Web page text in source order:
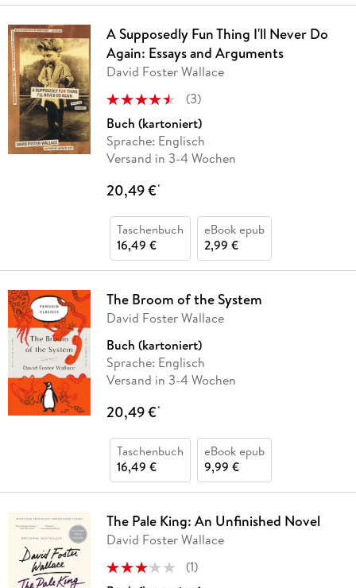
A Supposedly Fun Thing I'll Never Do
Again: Essays and Arguments
David Foster Wallace
(3)
Buch (kartoniert)
Sprache: Englisch
Versand in 3-4 Wochen
20,49 €*
Taschenbuch
16,49 €
eBook epub
2,99 €
The Broom of the System
David Foster Wallace
Buch (kartoniert)
Sprache: Englisch
Versand in 3-4 Wochen
20,49 €*
Taschenbuch
16,49 €
eBook epub
9,99 €
The Pale King: An Unfinished Novel
David Foster Wallace
(1)